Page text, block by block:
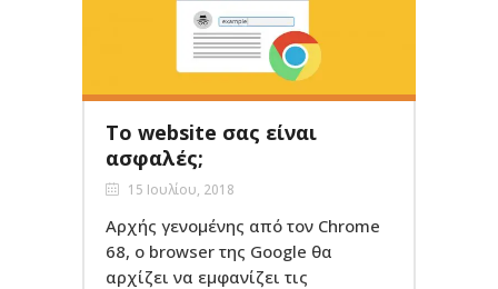
Το website σας είναι
ασφαλές;
15 Ιουλίου, 2018
Αρχής γενομένης από τον Chrome
68, ο browser της Google θα
αρχίζει να εμφανίζει τις